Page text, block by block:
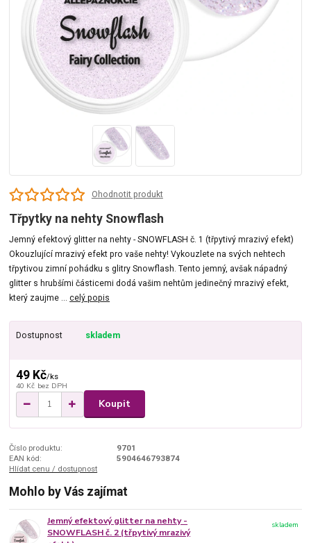
Ohodnotit produkt
Třpytky na nehty Snowflash
Jemný efektový glitter na nehty - SNOWFLASH č. 1 (třpytivý mrazivý efekt)
Okouzlující mrazivý efekt pro vaše nehty! Vykouzlete na svých nehtech
třpytivou zimní pohádku s glitry Snowflash. Tento jemný, avšak nápadný
glitter s hrubšími částicemi dodá vašim nehtům jedinečný mrazivý efekt,
který zaujme ...celý popis
Dostupnost skladem
49 Kč/ks
40 Kč bez DPH
Koupit
Číslo produktu:
9701
EAN kód:
5904646793874
Hlídat cenu / dostupnost
Mohlo by Vás zajímat
Jemný efektový glitter na nehty -
SNOWFLASH č. 2 (třpytivý mrazivý
skladem